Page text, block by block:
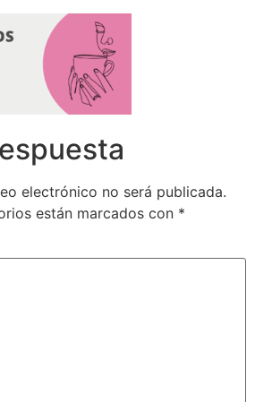
electrónico no será publicada.
están marcados con *